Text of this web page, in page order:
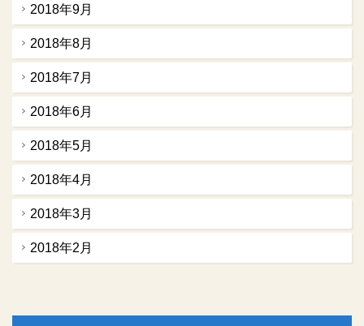
2018年9月
2018年8月
2018年7月
2018年6月
2018年5月
2018年4月
2018年3月
2018年2月